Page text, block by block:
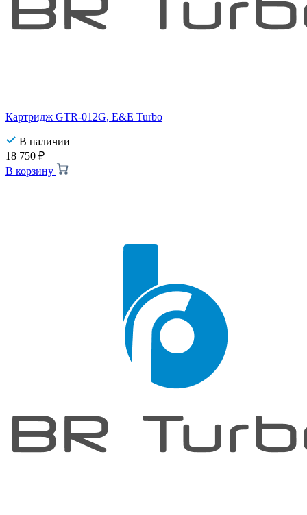
Картридж GTR-012G, E&E Turbo
В наличии
18 750 ₽
В корзину